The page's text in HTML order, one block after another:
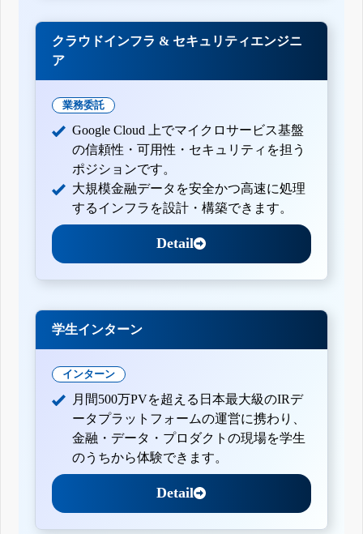
クラウドインフラ & セキュリティエンジニ
ア
業務委託
Google Cloud 上でマイクロサービス基盤
の信頼性・可用性・セキュリティを担う
ポジションです。
大規模金融データを安全かつ高速に処理
するインフラを設計・構築できます。
Detail
学生インターン
インターン
月間500万PVを超える日本最大級のIRデ
ータプラットフォームの運営に携わり、
金融・データ・プロダクトの現場を学生
のうちから体験できます。
Detail